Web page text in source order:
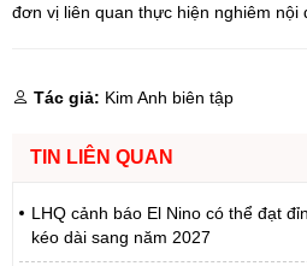
đơn vị liên quan thực hiện nghiêm nội
Tác giả: Kim Anh biên tập
TIN LIÊN QUAN
LHQ cảnh báo El Nino có thể đạt
kéo dài sang năm 2027